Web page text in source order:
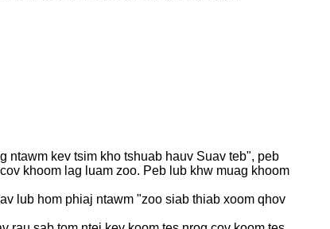
ntawm kev tsim kho tshuab hauv Suav teb", peb
khoom lag luam zoo. Peb lub khw muag khoom
lub hom phiaj ntawm "zoo siab thiab xoom qhov